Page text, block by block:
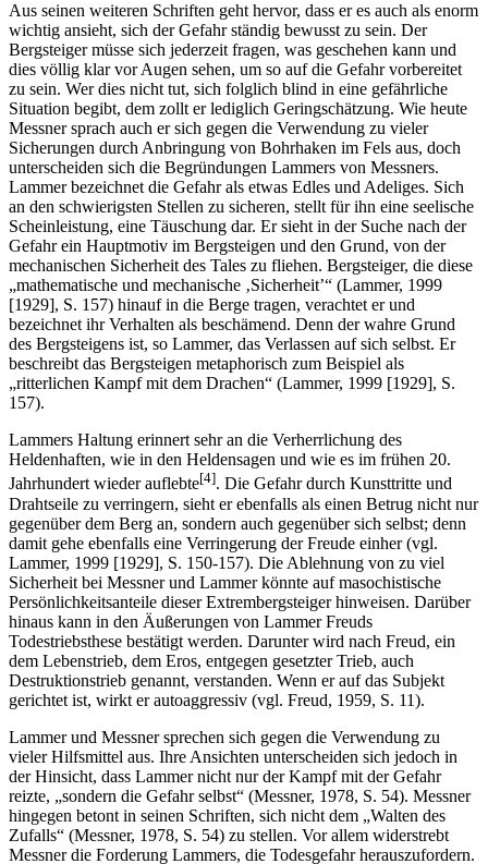
Aus seinen weiteren Schriften geht hervor, dass er es auch als enorm
wichtig ansieht, sich der Gefahr ständig bewusst zu sein. Der
Bergsteiger müsse sich jederzeit fragen, was geschehen kann und
dies völlig klar vor Augen sehen, um so auf die Gefahr vorbereitet
zu sein. Wer dies nicht tut, sich folglich blind in eine gefährliche
Situation begibt, dem zollt er lediglich Geringschätzung. Wie heute
Messner sprach auch er sich gegen die Verwendung zu vieler
Sicherungen durch Anbringung von Bohrhaken im Fels aus, doch
unterscheiden sich die Begründungen Lammers von Messners.
Lammer bezeichnet die Gefahr als etwas Edles und Adeliges. Sich
an den schwierigsten Stellen zu sicheren, stellt für ihn eine seelische
Scheinleistung, eine Täuschung dar. Er sieht in der Suche nach der
Gefahr ein Hauptmotiv im Bergsteigen und den Grund, von der
mechanischen Sicherheit des Tales zu fliehen. Bergsteiger, die diese
„mathematische und mechanische ‚Sicherheit’“ (Lammer, 1999
[1929], S. 157) hinauf in die Berge tragen, verachtet er und
bezeichnet ihr Verhalten als beschämend. Denn der wahre Grund
des Bergsteigens ist, so Lammer, das Verlassen auf sich selbst. Er
beschreibt das Bergsteigen metaphorisch zum Beispiel als
„ritterlichen Kampf mit dem Drachen“ (Lammer, 1999 [1929], S.
157).
Lammers Haltung erinnert sehr an die Verherrlichung des
Heldenhaften, wie in den Heldensagen und wie es im frühen 20.
Jahrhundert wieder auflebte[4]. Die Gefahr durch Kunsttritte und
Drahtseile zu verringern, sieht er ebenfalls als einen Betrug nicht nur
gegenüber dem Berg an, sondern auch gegenüber sich selbst; denn
damit gehe ebenfalls eine Verringerung der Freude einher (vgl.
Lammer, 1999 [1929], S. 150-157). Die Ablehnung von zu viel
Sicherheit bei Messner und Lammer könnte auf masochistische
Persönlichkeitsanteile dieser Extrembergsteiger hinweisen. Darüber
hinaus kann in den Äußerungen von Lammer Freuds
Todestriebsthese bestätigt werden. Darunter wird nach Freud, ein
dem Lebenstrieb, dem Eros, entgegen gesetzter Trieb, auch
Destruktionstrieb genannt, verstanden. Wenn er auf das Subjekt
gerichtet ist, wirkt er autoaggressiv (vgl. Freud, 1959, S. 11).
Lammer und Messner sprechen sich gegen die Verwendung zu
vieler Hilfsmittel aus. Ihre Ansichten unterscheiden sich jedoch in
der Hinsicht, dass Lammer nicht nur der Kampf mit der Gefahr
reizte, „sondern die Gefahr selbst“ (Messner, 1978, S. 54). Messner
hingegen betont in seinen Schriften, sich nicht dem „Walten des
Zufalls“ (Messner, 1978, S. 54) zu stellen. Vor allem widerstrebt
Messner die Forderung Lammers, die Todesgefahr herauszufordern.